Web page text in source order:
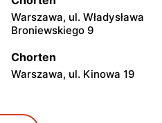
Warszawa, ul. Władysława
Broniewskiego 9
Chorten
Warszawa, ul. Kinowa 19
Chorten